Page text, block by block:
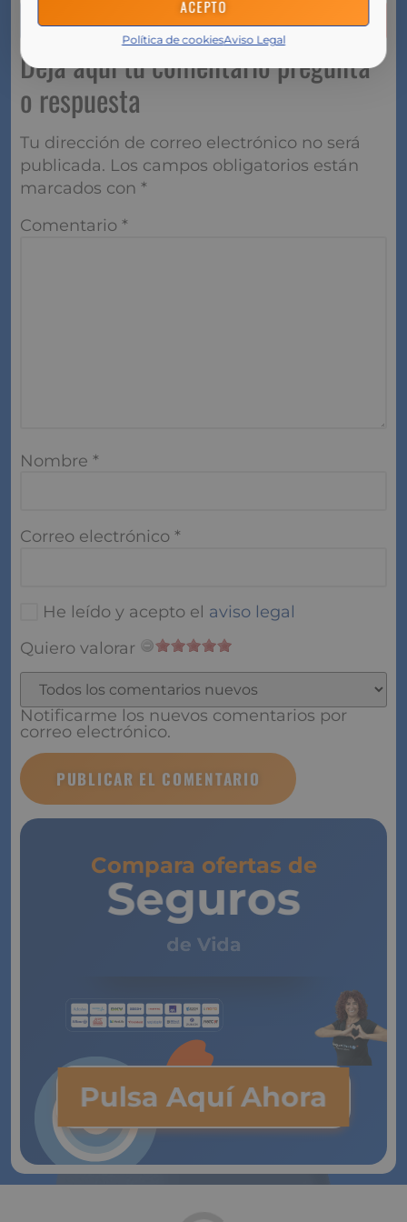
ACEPTO
Política de cookiesAviso Legal
Deja aquí tu comentario pregunta
o respuesta
Tu dirección de correo electrónico no será
publicada. Los campos obligatorios están
marcados con *
Comentario *
Nombre *
Correo electrónico *
He leído y acepto el aviso legal
Quiero valorar
Notificarme los nuevos comentarios por
correo electrónico.
Compara ofertas de
Seguros
de Vida
Pulsa Aquí Ahora